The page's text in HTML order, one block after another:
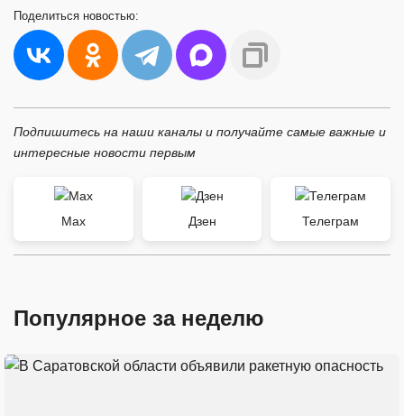
Поделиться новостью:
Подпишитесь на наши каналы и получайте самые важные и
интересные новости первым
Max Дзен Телеграм
Популярное за неделю